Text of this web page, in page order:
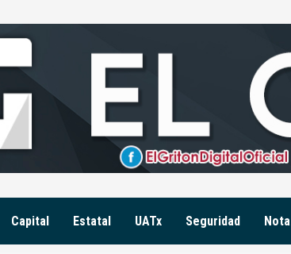
Capital Estatal UATx Seguridad